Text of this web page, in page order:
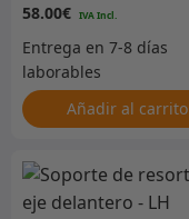
58.00€
Añadir al carrito